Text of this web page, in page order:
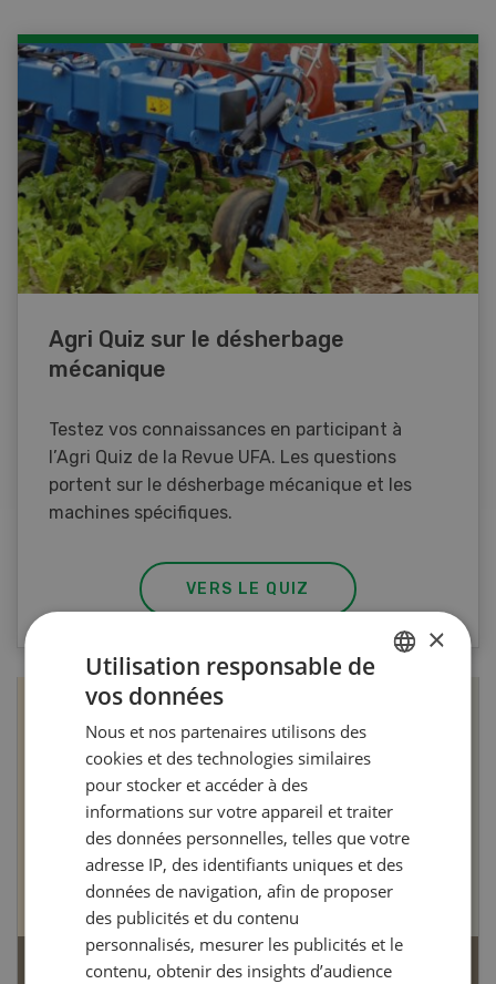
Agri Quiz sur le désherbage
mécanique
Testez vos connaissances en participant à
l’Agri Quiz de la Revue UFA. Les questions
portent sur le désherbage mécanique et les
machines spécifiques.
VERS LE QUIZ
Articles biologiques
×
Utilisation responsable de
vos données
Nous et nos partenaires utilisons des
cookies et des technologies similaires
pour stocker et accéder à des
informations sur votre appareil et traiter
des données personnelles, telles que votre
adresse IP, des identifiants uniques et des
données de navigation, afin de proposer
des publicités et du contenu
personnalisés, mesurer les publicités et le
contenu, obtenir des insights d’audience